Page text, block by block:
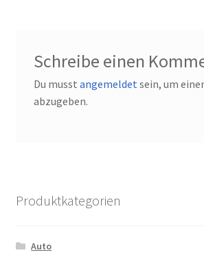
Schreibe einen
Du musst angemeldet sein, um
abzugeben.
Produktkategorien
Auto